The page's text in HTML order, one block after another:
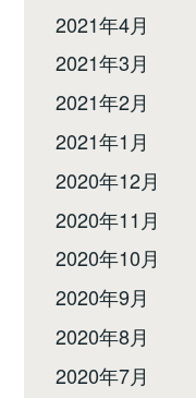
2021年4月
2021年3月
2021年2月
2021年1月
2020年12月
2020年11月
2020年10月
2020年9月
2020年8月
2020年7月